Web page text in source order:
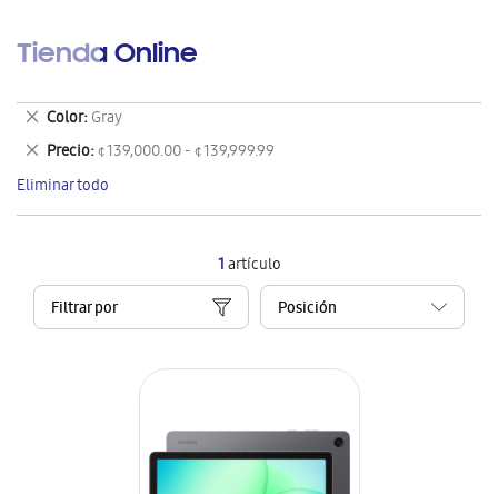
Tienda Online
1artículo
Filtrar por
Color Gray
Eliminar
este
artículo
Precio ¢ 139,000.00 - ¢ 139,999.99
Eliminar
este
artículo
Eliminar todo